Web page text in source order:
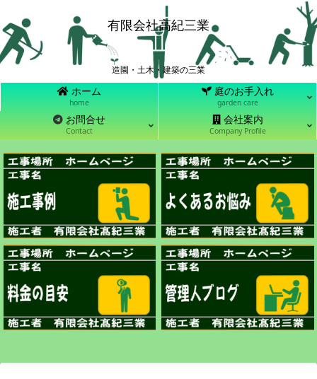
有限会社高紀三業
造園・土木・建築の三業
ホーム
home
庭のお手入れ
garden care
お問合せ
Contact
会社案内
Company Profile